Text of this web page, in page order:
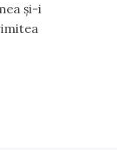
şi-i